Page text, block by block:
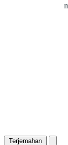
Terjemahan